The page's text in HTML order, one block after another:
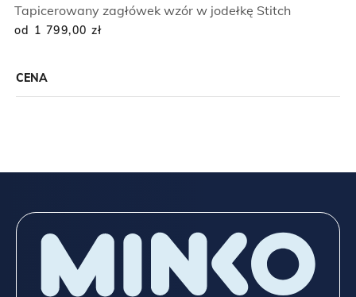
CENA
Tapicerowany zagłówek wzór w jodełkę Stitch
od 1 799,00 zł